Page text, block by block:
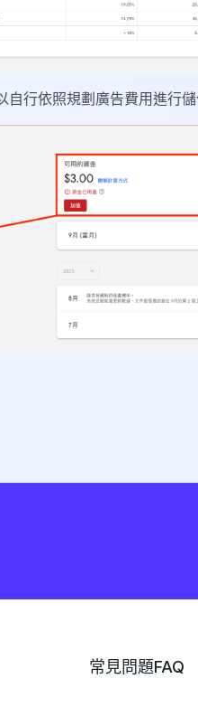
自行依照規劃廣告費用進行
常見問題FAQ